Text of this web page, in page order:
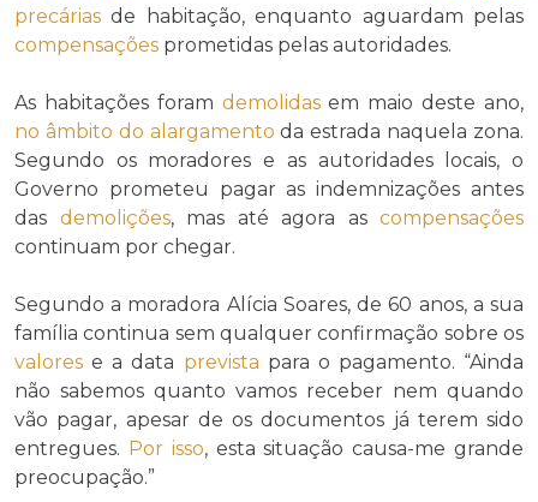
precárias de habitação, enquanto aguardam pelas
compensações prometidas pelas autoridades.
As habitações foram demolidasem maio deste ano,
no âmbito do alargamento da estrada naquela zona.
Segundo os moradores e as autoridades locais, o
Governo prometeu pagar as indemnizações antes
das demolições, mas até agora as compensações
continuam por chegar.
Segundo a moradora Alícia Soares, de 60 anos, a sua
família continua sem qualquer confirmação sobre os
valores e a data prevista para o pagamento. “Ainda
não sabemos quanto vamos receber nem quando
vão pagar, apesar de os documentos já terem sido
entregues. Por isso, esta situação causa-me grande
preocupação.”